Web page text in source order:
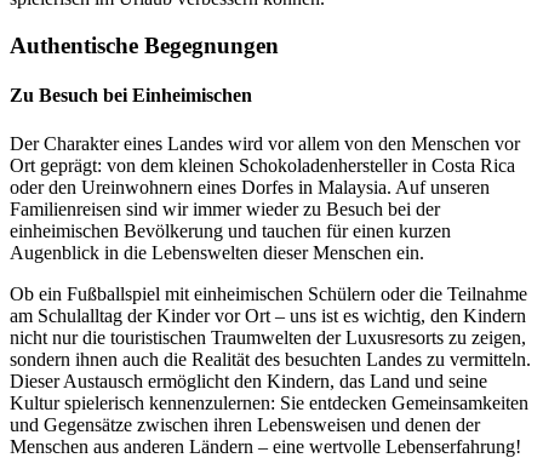
Authentische Begegnungen
Zu Besuch bei Einheimischen
Der Charakter eines Landes wird vor allem von den Menschen vor
Ort geprägt: von dem kleinen Schokoladenhersteller in Costa Rica
oder den Ureinwohnern eines Dorfes in Malaysia. Auf unseren
Familienreisen sind wir immer wieder zu Besuch bei der
einheimischen Bevölkerung und tauchen für einen kurzen
Augenblick in die Lebenswelten dieser Menschen ein.
Ob ein Fußballspiel mit einheimischen Schülern oder die Teilnahme
am Schulalltag der Kinder vor Ort – uns ist es wichtig, den Kindern
nicht nur die touristischen Traumwelten der Luxusresorts zu zeigen,
sondern ihnen auch die Realität des besuchten Landes zu vermitteln.
Dieser Austausch ermöglicht den Kindern, das Land und seine
Kultur spielerisch kennenzulernen: Sie entdecken Gemeinsamkeiten
und Gegensätze zwischen ihren Lebensweisen und denen der
Menschen aus anderen Ländern – eine wertvolle Lebenserfahrung!